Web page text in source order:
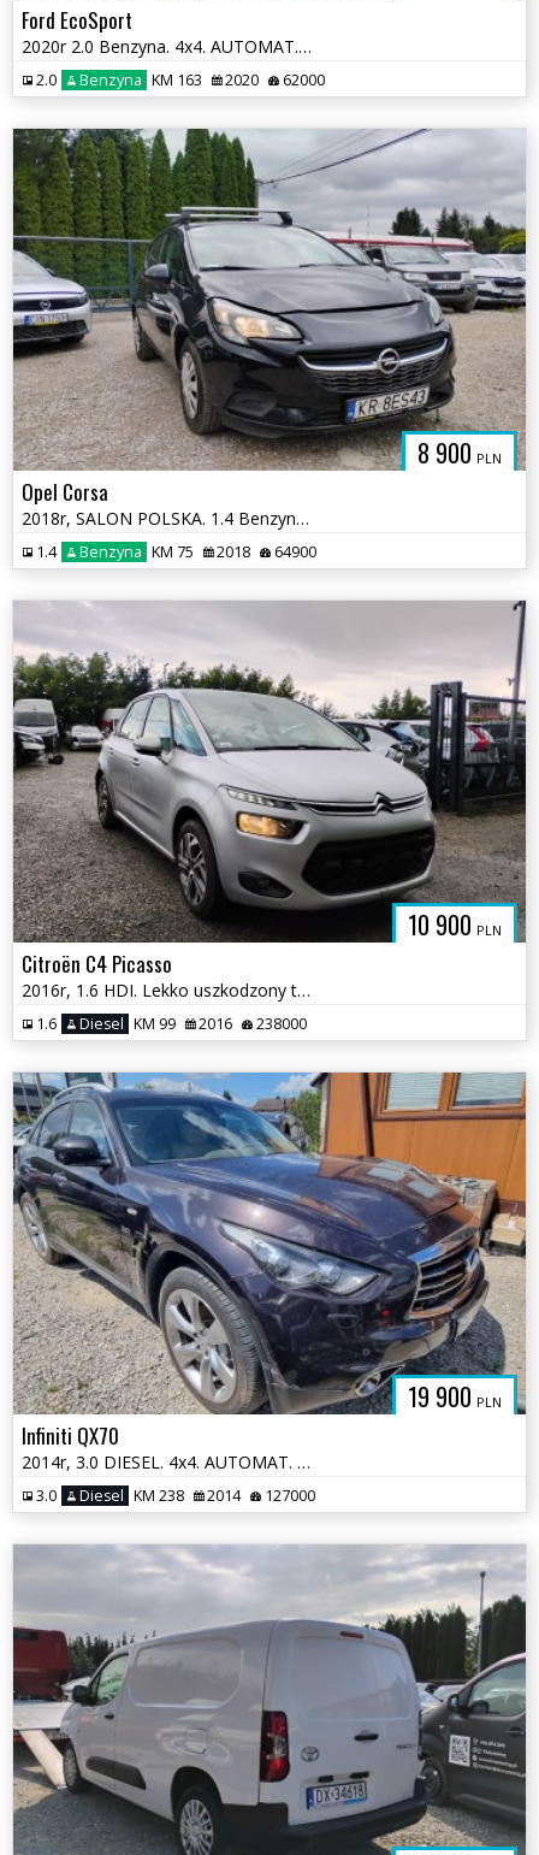
Ford EcoSport
2020r 2.0 Benzyna. 4x4. AUTOMAT. Lekko uszkodzony prawy bok. Jeździ.
2.0 Benzyna KM 163 2020 62000
8 900 PLN
Opel Corsa
2018r, SALON POLSKA. 1.4 Benzyna. Uszkodzony lewy bok. Jeździ.
1.4 Benzyna KM 75 2018 64900
10 900 PLN
Citroën C4 Picasso
2016r, 1.6 HDI. Lekko uszkodzony tył i przód. Jeździ.
1.6 Diesel KM 99 2016 238000
19 900 PLN
Infiniti QX70
2014r, 3.0 DIESEL. 4x4. AUTOMAT. Uszkodzony lewy przód.
3.0 Diesel KM 238 2014 127000